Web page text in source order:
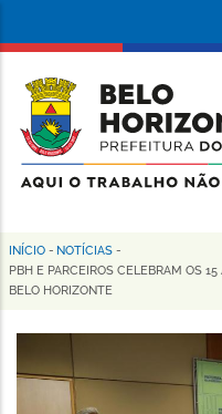
conteúdo
principal
da
Prefeitura
de
Horizonte
Trilha
de
navegação
INÍCIO - NOTÍCIAS -
PBH E PARCEIROS CELEBRAM OS
BELO HORIZONTE